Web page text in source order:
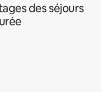
des séjours